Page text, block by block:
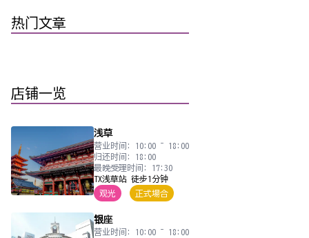
热门文章
店铺一览
浅草
营业时间: 10:00 ~ 18:00
归还时间: 18:00
最晚受理时间: 17:30
TX浅草站 徒步1分钟
观光
正式場合
银座
营业时间: 10:00 ~ 18:00